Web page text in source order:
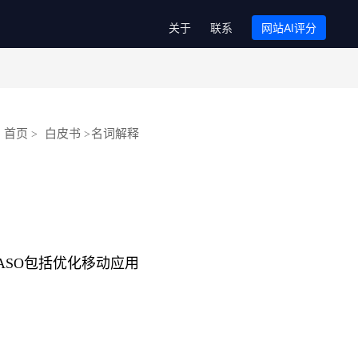
关于 联系 网站AI评分
首页 > 白皮书 >名词解释
包括优化移动应用